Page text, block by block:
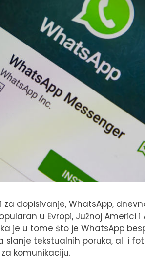
dopisivanje, WhatsApp,
u Evropi, Južnoj Americi i
je u tome što je WhatsApp
tekstualnih poruka, ali i
komunikaciju.